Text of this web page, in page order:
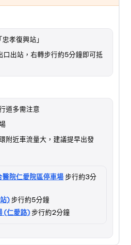
孝復興站」
口出站，右轉步行約5分鐘即可抵
道多需注意
附近車流量大，建議提早出發
醫院仁愛院區停車場步行約3分
)步行約5分鐘
(仁愛路)步行約2分鐘